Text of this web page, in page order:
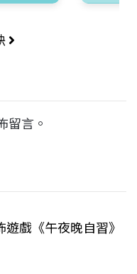
留言。
戲《午夜晚自習》